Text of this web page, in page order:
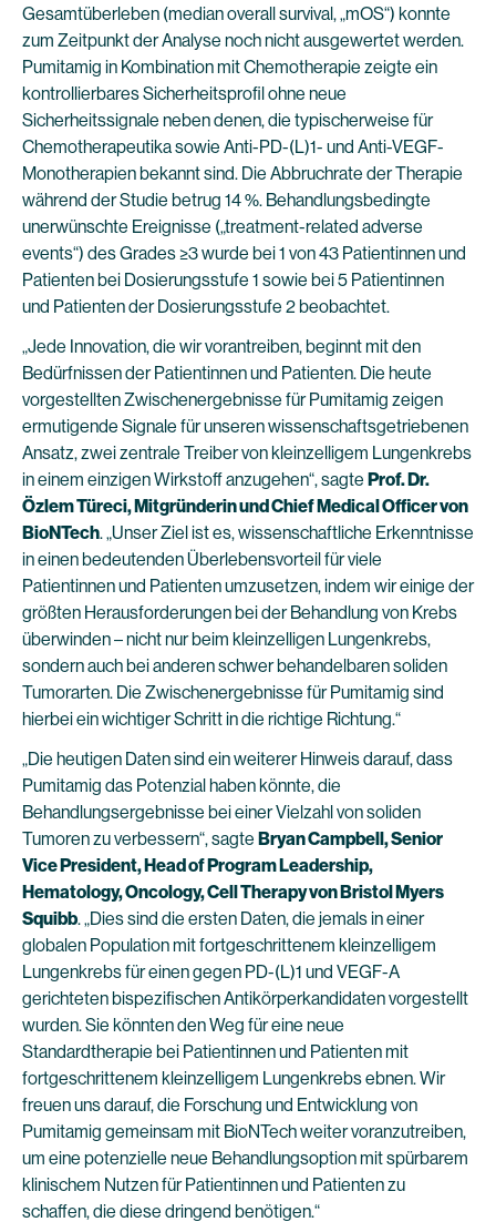
Gesamtüberleben (median overall survival, „mOS“) konnte
zum Zeitpunkt der Analyse noch nicht ausgewertet werden.
Pumitamig in Kombination mit Chemotherapie zeigte ein
kontrollierbares Sicherheitsprofil ohne neue
Sicherheitssignale neben denen, die typischerweise für
Chemotherapeutika sowie Anti-PD-(L)1- und Anti-VEGF-
Monotherapien bekannt sind. Die Abbruchrate der Therapie
während der Studie betrug 14 %. Behandlungsbedingte
unerwünschte Ereignisse („treatment-related adverse
events“) des Grades ≥3 wurde bei 1 von 43 Patientinnen und
Patienten bei Dosierungsstufe 1 sowie bei 5 Patientinnen
und Patienten der Dosierungsstufe 2 beobachtet.
„Jede Innovation, die wir vorantreiben, beginnt mit den
Bedürfnissen der Patientinnen und Patienten. Die heute
vorgestellten Zwischenergebnisse für Pumitamig zeigen
ermutigende Signale für unseren wissenschaftsgetriebenen
Ansatz, zwei zentrale Treiber von kleinzelligem Lungenkrebs
in einem einzigen Wirkstoff anzugehen“, sagte Prof. Dr.
Özlem Türeci, Mitgründerin und Chief Medical Officer von
BioNTech. „Unser Ziel ist es, wissenschaftliche Erkenntnisse
in einen bedeutenden Überlebensvorteil für viele
Patientinnen und Patienten umzusetzen, indem wir einige der
größten Herausforderungen bei der Behandlung von Krebs
überwinden – nicht nur beim kleinzelligen Lungenkrebs,
sondern auch bei anderen schwer behandelbaren soliden
Tumorarten. Die Zwischenergebnisse für Pumitamig sind
hierbei ein wichtiger Schritt in die richtige Richtung.“
„Die heutigen Daten sind ein weiterer Hinweis darauf, dass
Pumitamig das Potenzial haben könnte, die
Behandlungsergebnisse bei einer Vielzahl von soliden
Tumoren zu verbessern“, sagte Bryan Campbell, Senior
Vice President, Head of Program Leadership,
Hematology, Oncology, Cell Therapy von Bristol Myers
Squibb. „Dies sind die ersten Daten, die jemals in einer
globalen Population mit fortgeschrittenem kleinzelligem
Lungenkrebs für einen gegen PD-(L)1 und VEGF-A
gerichteten bispezifischen Antikörperkandidaten vorgestellt
wurden. Sie könnten den Weg für eine neue
Standardtherapie bei Patientinnen und Patienten mit
fortgeschrittenem kleinzelligem Lungenkrebs ebnen. Wir
freuen uns darauf, die Forschung und Entwicklung von
Pumitamig gemeinsam mit BioNTech weiter voranzutreiben,
um eine potenzielle neue Behandlungsoption mit spürbarem
klinischem Nutzen für Patientinnen und Patienten zu
schaffen, die diese dringend benötigen.“